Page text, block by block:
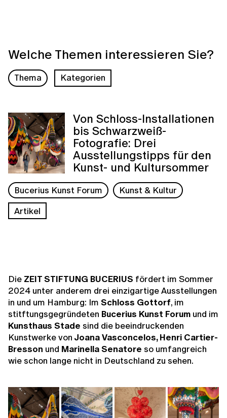
Welche Themen interessieren Sie?
Thema Kategorien
Von Schloss-Installationen
bis Schwarzweiß-
Fotografie: Drei
Ausstellungstipps für den
Kunst- und Kultursommer
Bucerius Kunst Forum
Kunst & Kultur
Artikel
Die ZEIT STIFTUNG BUCERIUS fördert im Sommer
2024 unter anderem drei einzigartige Ausstellungen
in und um Hamburg: Im Schloss Gottorf, im
stitftungsgegründeten Bucerius Kunst Forum und im
Kunsthaus Stade sind die beeindruckenden
Kunstwerke von Joana Vasconcelos, Henri Cartier-
Bresson und Marinella Senatore so umfangreich
wie schon lange nicht in Deutschland zu sehen.